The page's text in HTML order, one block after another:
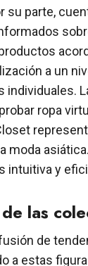
parte,
a un
ropa
intuitiva y
las
de
a estas